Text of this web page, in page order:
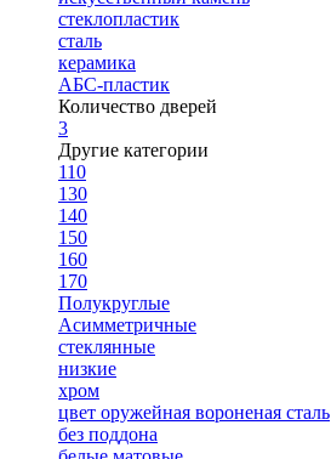
стеклопластик
сталь
керамика
АБС-пластик
Количество дверей
3
Другие категории
110
130
140
150
160
170
Полукруглые
Асимметричные
стеклянные
низкие
хром
цвет оружейная вороненая сталь
без поддона